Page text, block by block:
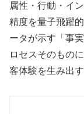
属性・行動・イ
精度を量子飛躍
ータが示す「事
ロセスそのもの
客体験を生み出